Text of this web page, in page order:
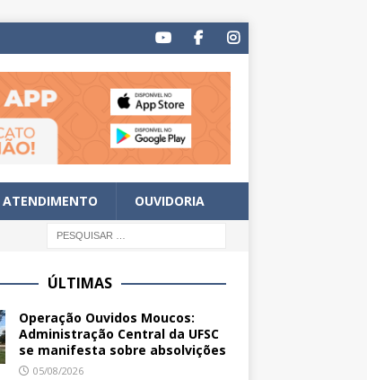
ATENDIMENTO OUVIDORIA
ÚLTIMAS
Operação Ouvidos Moucos:
Administração Central da UFSC
se manifesta sobre absolvições
05/08/2026